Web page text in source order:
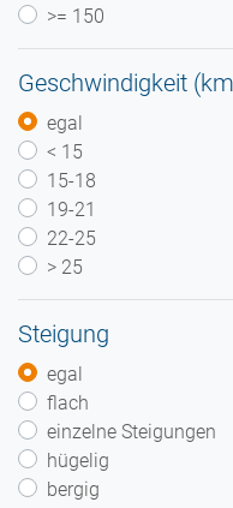
>= 150
Geschwindigkeit
egal
< 15
15-18
19-21
22-25
> 25
Steigung
egal
flach
einzelne Steigungen
hügelig
bergig